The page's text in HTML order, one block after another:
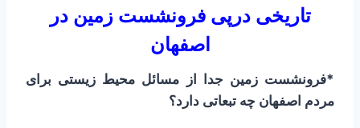
تاریخی درپی فرونشست زمین در
اصفهان
*فرونشست زمین جدا از مسائل محیط زیستی برای
مردم اصفهان چه تبعاتی دارد؟